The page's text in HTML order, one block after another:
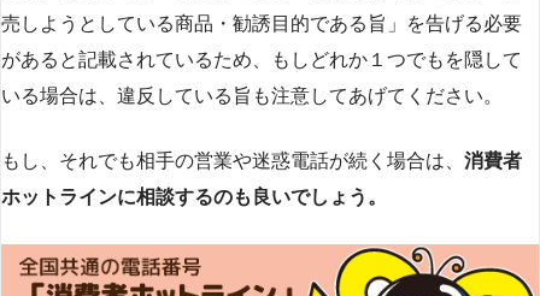
売しようとしている商品・勧誘目的である旨」を告げる必要
があると記載されているため、もしどれか１つでもを隠して
いる場合は、違反している旨も注意してあげてください。
もし、それでも相手の営業や迷惑電話が続く場合は、 消費者
ホットラインに相談するのも良いでしょう。